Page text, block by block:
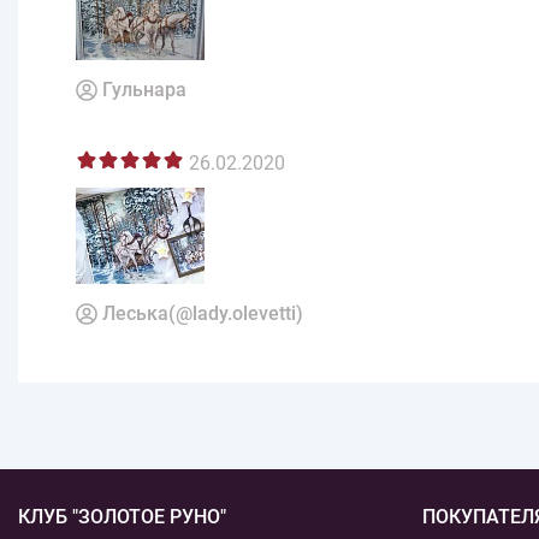
Гульнара
26.02.2020
Леська(@lady.olevetti)
КЛУБ "ЗОЛОТОЕ РУНО"